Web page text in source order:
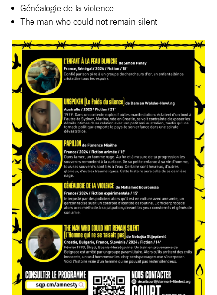
Généalogie de la violence
The man who could not remain silent